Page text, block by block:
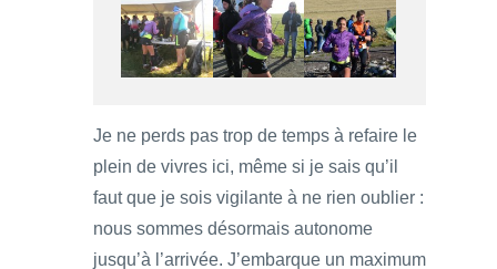
Je ne perds pas trop de temps à refaire le
plein de vivres ici, même si je sais qu’il
faut que je sois vigilante à ne rien oublier :
nous sommes désormais autonome
jusqu’à l’arrivée. J’embarque un maximum